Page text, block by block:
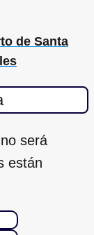
de Santa
será
están